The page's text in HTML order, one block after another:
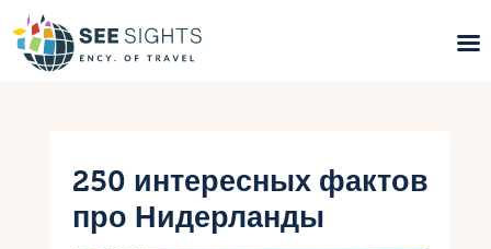
Горящие туры
Типы Туров
250 интересных фактов
про Нидерланды